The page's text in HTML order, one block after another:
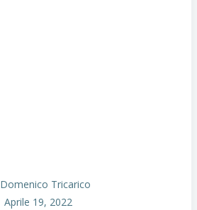
Domenico Tricarico
Aprile 19, 2022